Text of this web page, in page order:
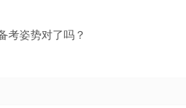
考姿势对了吗？